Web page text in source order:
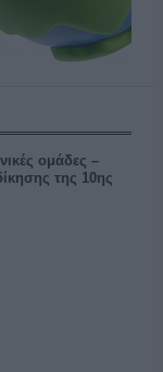
ομάδες –
της 10ης